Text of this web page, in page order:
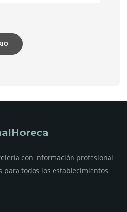
con información profesional
para todos los establecimientos